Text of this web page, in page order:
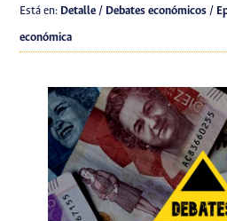
Está en: Detalle / Debates económicos /
económica